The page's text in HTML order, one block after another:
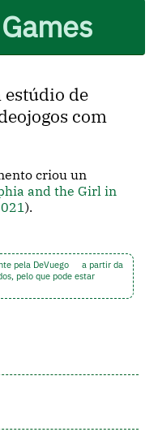
estúdio de
com
criou un
and the Girl in
).
pela DeVuego
a partir da
pelo que pode estar